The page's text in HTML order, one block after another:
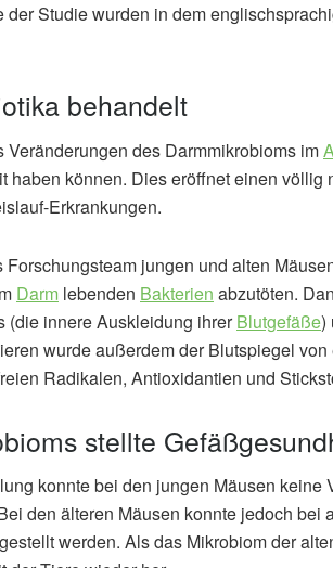
Studie wurden in dem
behandelt
des Darmmikrobioms im
können. Dies eröffnet einen völlig
Erkrankungen.
jungen und alten
Darm lebenden Bakterien abzutöten.
(die innere Auskleidung ihrerBlutgefäße)
wurde außerdem der Blutspiegel
Radikalen, Antioxidantien und
stellte
konnte bei den jungen Mäusen keine
den älteren Mäusen konnte jedoch bei
werden. Als das Mikrobiom der